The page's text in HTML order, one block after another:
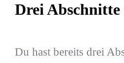
Drei
Du hast bereits drei